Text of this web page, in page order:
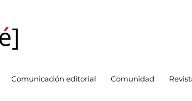
Comunicación editorial Comunidad